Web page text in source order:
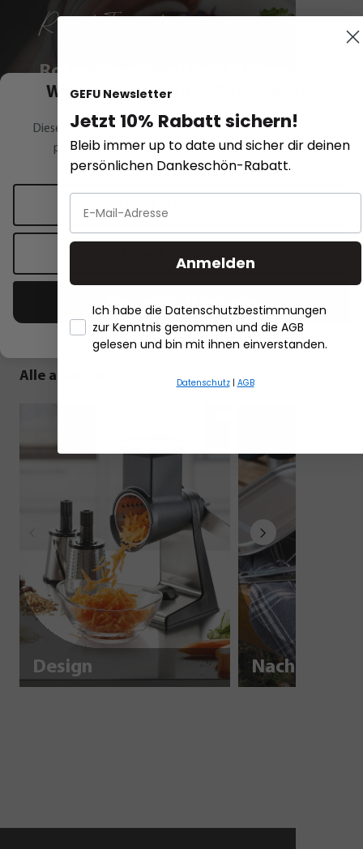
Rezept Inspirationen
Rotes Sauerkraut mit Möhren,
Frühlingszwiebeln, Koriander und
Chili
Rotes Sauerkraut mit Möhren,
Frühlingszwiebeln, Koriander und Chili
Lachsfilet
Unsere Highlights für Dich
Alle anzeigen
Design
Wir respektieren Ihre Privatsphäre
Diese Website verwendet Cookies für Funktionalität und
personalisierte Werbung.Mehr Informationen.
- Händlerbund Impressum
GEFU Newsletter
Jetzt 10% Rabatt sichern!
Bleib immer up to date und sicher dir deinen
persönlichen Dankeschön-Rabatt.
Anmelden
Ich habe die Datenschutzbestimmungen
zur Kenntnis genommen und die AGB
gelesen und bin mit ihnen einverstanden.
Datenschutz| AGB